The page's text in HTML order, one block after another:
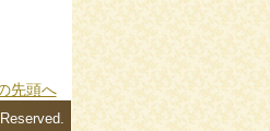
先頭へ